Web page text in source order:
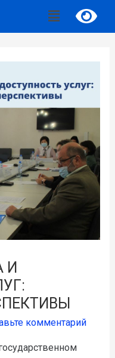
И
комментарий